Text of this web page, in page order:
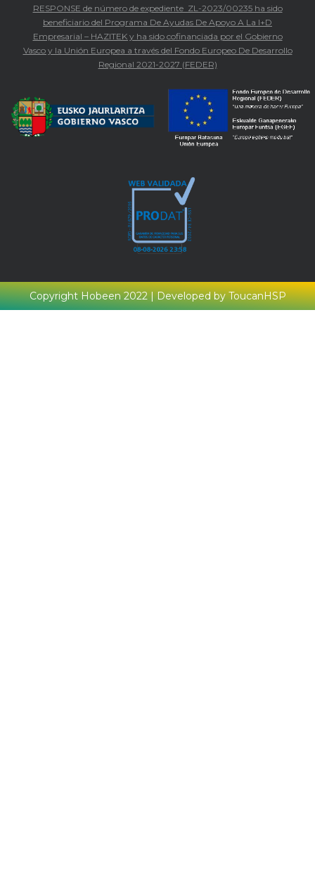
RESPONSE de número de expediente ZL-2023/00235 ha sido
beneficiario del Programa De Ayudas De Apoyo A La I+D
Empresarial – HAZITEK y ha sido cofinanciada por el Gobierno
Vasco y la Unión Europea a través del Fondo Europeo De Desarrollo
Regional 2021-2027 (FEDER)
Copyright Hobeen 2022 | Developed by ToucanHSP